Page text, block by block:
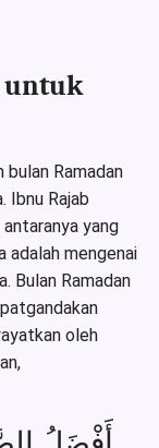
untuk
Ramadan
Ibnu Rajab
yang
adalah mengenai
Bulan Ramadan
oleh